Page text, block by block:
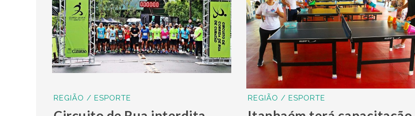
REGIÃO / ESPORTE REGIÃO / ESPORTE